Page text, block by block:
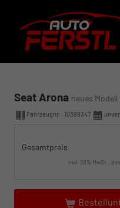
Seat Arona neues Modell
Fahrzeugnr.: 10399347
Gesamtpreis
incl. 20% MwSt.,